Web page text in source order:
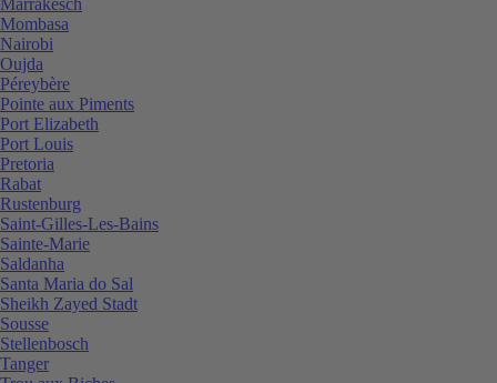
Mombasa
Nairobi
Oujda
Péreybère
Pointe aux Piments
Port Elizabeth
Port Louis
Pretoria
Rabat
Rustenburg
Saint-Gilles-Les-Bains
Sainte-Marie
Saldanha
Santa Maria do Sal
Sheikh Zayed Stadt
Sousse
Stellenbosch
Tanger